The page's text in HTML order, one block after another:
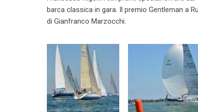
barca classica in gara. Il premio Gentleman a
di Gianfranco Marzocchi.